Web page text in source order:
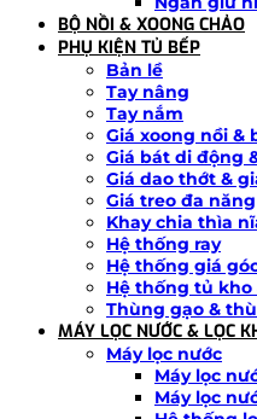
BỘ NỒI & XOONG CHẢO
PHỤ KIỆN TỦ BẾP
Bản lề
Tay nâng
Tay nắm
Giá xoong nồi &
Giá bát di động
Giá dao thớt &
Giá treo đa năng
Khay chia thìa
Hệ thống ray
Hệ thống giá
Hệ thống tủ kho
Thùng gạo &
MÁY LỌC NƯỚC & LỌC
Máy lọc nước
Máy lọc
Máy lọc